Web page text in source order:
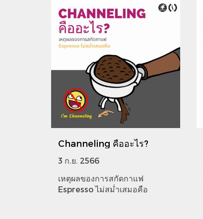
Channeling คืออะไร?
3 ก.ย. 2566
เหตุผลของการสกัดกาแฟ
Espresso ไม่สม่ำเสมอคือ